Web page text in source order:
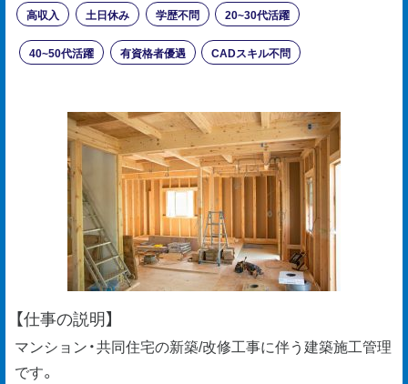
高収入 土日休み 学歴不問 20~30代活躍
40~50代活躍 有資格者優遇 CADスキル不問
【仕事の説明】
マンション・共同住宅の新築/改修工事に伴う建築施工管理
です。